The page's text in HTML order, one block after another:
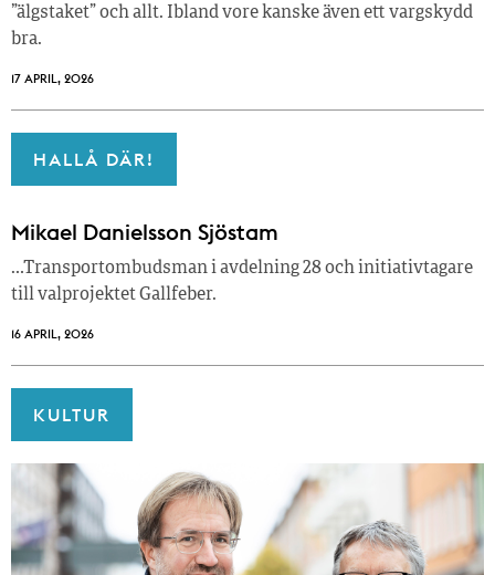
”älgstaket” och allt. Ibland vore kanske även ett vargskydd
bra.
17 APRIL, 2026
HALLÅ DÄR!
Mikael Danielsson Sjöstam
…Transportombudsman i avdelning 28 och initiativtagare
till valprojektet Gallfeber.
16 APRIL, 2026
KULTUR